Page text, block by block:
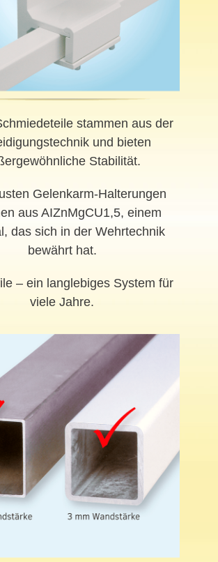
stammen aus der
und bieten
Stabilität.
Gelenkarm-Halterungen
aus AIZnMgCU1,5, einem
das sich in der Wehrtechnik
bewährt hat.
– ein langlebiges System für
viele Jahre.